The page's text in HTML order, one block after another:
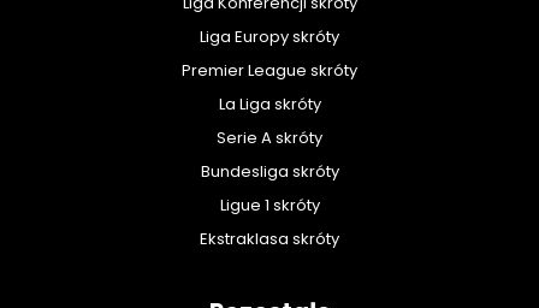
Liga Europy skróty
Premier League skróty
La Liga skróty
Serie A skróty
Bundesliga skróty
Ligue 1 skróty
Ekstraklasa skróty